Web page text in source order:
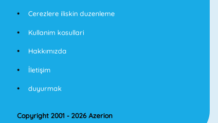
Cerezlere iliskin duzenleme
Kullanim kosullari
Hakkımızda
İletişim
duyurmak
Copyright 2001 - 2026 Azerion